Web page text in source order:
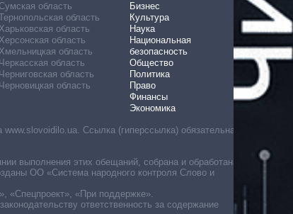
Сумская область
область
Харьковская область
Херсонская область
Хмельницкая область
Черкасская область
Черниговская область
Черновицкая область
Бизнес
Культура
Наука
Национальная
безопасность
Общество
Политика
Право
Финансы
Экономика
Ссылка (гиперссылка) обязательна
выполнения этих обещаний, собрана и обработана
ОО «Система народного контроля Слово и
«Спецпроект», «При поддержке».
ответственность за содержание